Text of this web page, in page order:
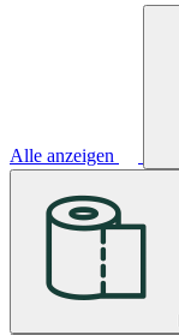
Alle anzeigen